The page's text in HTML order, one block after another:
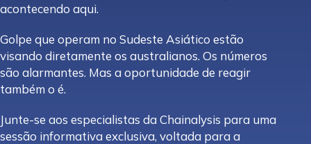
acontecendo aqui.
Golpe que operam no Sudeste Asiático estão
visando diretamente os australianos. Os números
são alarmantes. Mas a oportunidade de reagir
também o é.
Junte-se aos especialistas da Chainalysis para uma
sessão informativa exclusiva, voltada para a